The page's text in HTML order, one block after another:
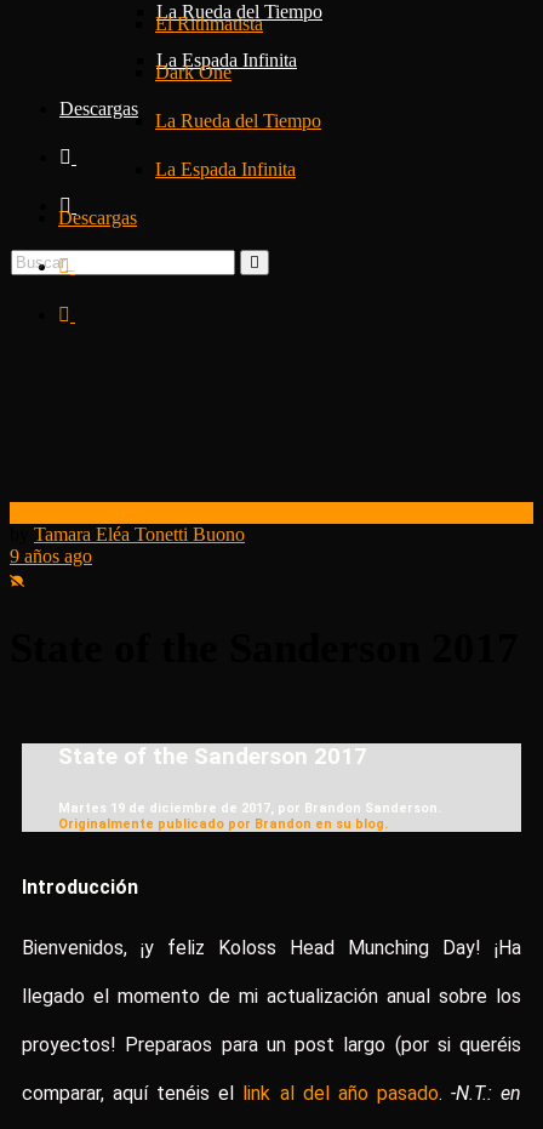
La Rueda del Tiempo
La Espada Infinita
Descargas
El Rithmatista
Dark One
La Rueda del Tiempo
La Espada Infinita
Descargas
Tamara Eléa Tonetti Buono
9 años ago
State of the Sanderson 2017
Martes 19 de diciembre de 2017, por Brandon Sanderson.
Originalmente publicado por Brandon en su blog.
Introducción
Bienvenidos, ¡y feliz Koloss Head Munching Day! ¡Ha
llegado el momento de mi actualización anual sobre los
proyectos! Preparaos para un post largo (por si queréis
comparar, aquí tenéis el link al del año pasado. -N.T.: en